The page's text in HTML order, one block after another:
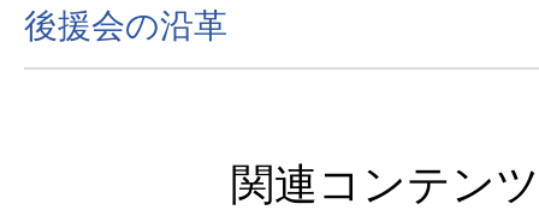
後援会の沿革
関連コンテンツ